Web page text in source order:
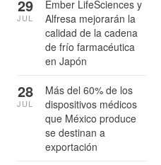
Ember LifeSciences y
Alfresa mejorarán la
calidad de la cadena
de frío farmacéutica
en Japón
29
JUL
Más del 60% de los
dispositivos médicos
que México produce
se destinan a
exportación
28
JUL